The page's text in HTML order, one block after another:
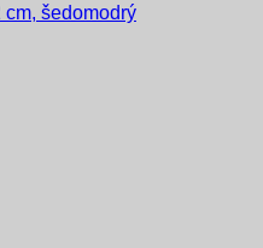
cm, šedomodrý